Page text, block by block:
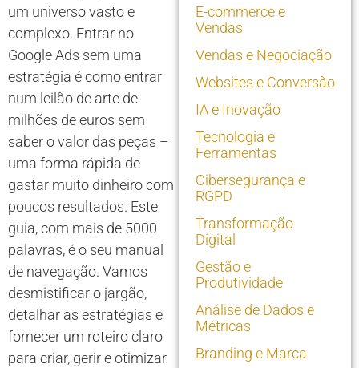
um universo vasto e
complexo. Entrar no
Google Ads sem uma
estratégia é como entrar
num leilão de arte de
milhões de euros sem
saber o valor das peças –
uma forma rápida de
gastar muito dinheiro com
poucos resultados. Este
guia, com mais de 5000
palavras, é o seu manual
de navegação. Vamos
desmistificar o jargão,
detalhar as estratégias e
fornecer um roteiro claro
para criar, gerir e otimizar
E-commerce e
Vendas
Vendas e Negociação
Websites e Conversão
IA e Inovação
Tecnologia e
Ferramentas
Cibersegurança e
RGPD
Transformação
Digital
Gestão e
Produtividade
Análise de Dados e
Métricas
Branding e Marca